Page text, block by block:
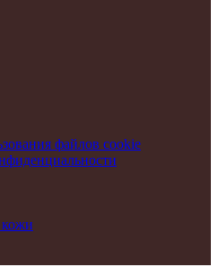
файлов cookie
кожи